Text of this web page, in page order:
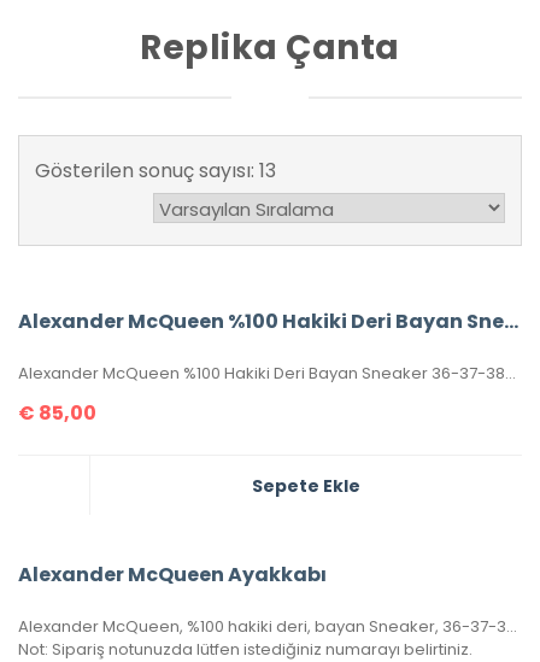
Replika Çanta
Gösterilen sonuç sayısı: 13
Alexander McQueen %100 Hakiki Deri Bayan Sneaker
Alexander McQueen %100 Hakiki Deri Bayan Sneaker 36-37-38-39-40 Numaralar Mevcuttur.
€ 85,00
Sepete Ekle
Alexander McQueen Ayakkabı
Alexander McQueen, %100 hakiki deri, bayan Sneaker, 36-37-38-39-40 ölçülerinde pembe renk stoklara girmiştir.
Not: Sipariş notunuzda lütfen istediğiniz numarayı belirtiniz.